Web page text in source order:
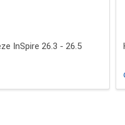
InSpire 26.3 - 26.5
über What's New - Mindbreeze